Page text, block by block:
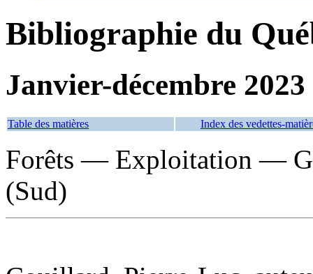
Bibliographie du
Janvier-décembre 2023
Table des matières Index des vedettes-
Forêts — Exploitation —
(Sud)